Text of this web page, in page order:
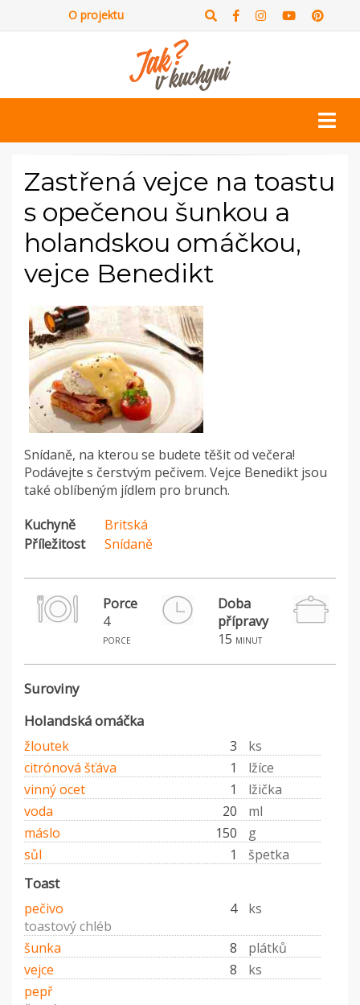
O projektu
Zastřená vejce na toastu
s opečenou šunkou a
holandskou omáčkou,
vejce Benedikt
Snídaně, na kterou se budete těšit od večera!
Podávejte s čerstvým pečivem. Vejce Benedikt jsou
také oblíbeným jídlem pro brunch.
Kuchyně
Britská
Příležitost
Snídaně
Porce
4
porce
Doba
přípravy
15 minut
Suroviny
Holandská omáčka
žloutek 3
ks
citrónová šťáva
1
lžíce
vinný ocet
1
lžička
voda
20
ml
máslo
150
g
sůl
1 špetka
Toast
pečivo 4
ks
toastový chléb
šunka
8
plátků
vejce
8
ks
pepř